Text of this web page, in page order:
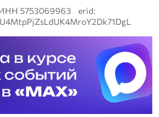
5753069963 erid: